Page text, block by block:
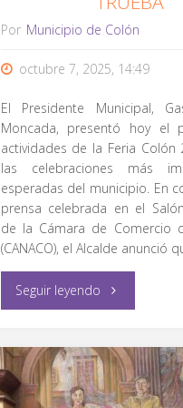
Charreada"
Por Municipio de Colón
octubre 7, 2025, 14:49
El Presidente Municipal,
Moncada, presentó hoy el
actividades de la Feria Colón
las celebraciones más
esperadas del municipio. En
prensa celebrada en el
de la Cámara de Comercio
(CANACO), el Alcalde anunció
Seguir leyendo "Vive
Celebra
la